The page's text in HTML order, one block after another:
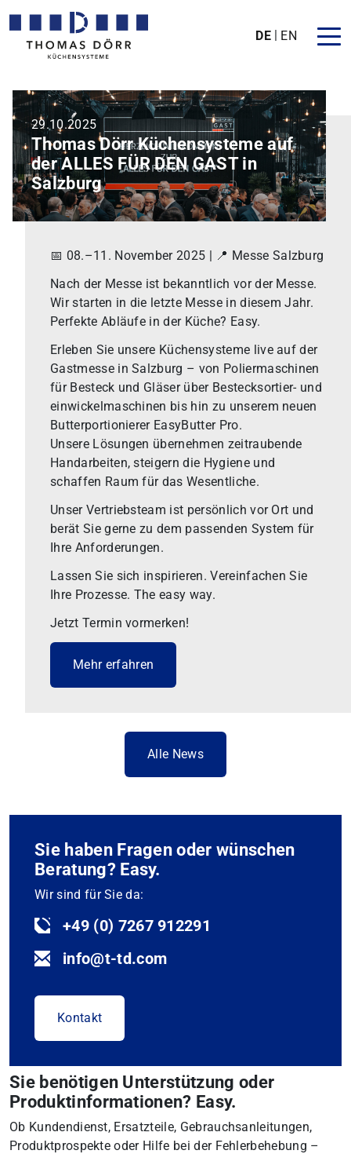
DE EN
29.10.2025
Thomas Dörr Küchensysteme auf
der ALLES FÜR DEN GAST in
Salzburg
📅 08.–11. November 2025 | 📍 Messe Salzburg
Nach der Messe ist bekanntlich vor der Messe.
Wir starten in die letzte Messe in diesem Jahr.
Perfekte Abläufe in der Küche? Easy.
Erleben Sie unsere Küchensysteme live auf der
Gastmesse in Salzburg – von Poliermaschinen
für Besteck und Gläser über Bestecksortier- und
einwickelmaschinen bis hin zu unserem neuen
Butterportionierer EasyButter Pro.
Unsere Lösungen übernehmen zeitraubende
Handarbeiten, steigern die Hygiene und
schaffen Raum für das Wesentliche.
Unser Vertriebsteam ist persönlich vor Ort und
berät Sie gerne zu dem passenden System für
Ihre Anforderungen.
Lassen Sie sich inspirieren. Vereinfachen Sie
Ihre Prozesse. The easy way.
Jetzt Termin vormerken!
Mehr erfahren
Alle News
Sie haben Fragen oder wünschen
Beratung? Easy.
Wir sind für Sie da:
+49 (0) 7267 912291
info@t-td.com
Kontakt
Sie benötigen Unterstützung oder
Produktinformationen? Easy.
Ob Kundendienst, Ersatzteile, Gebrauchsanleitungen,
Produktprospekte oder Hilfe bei der Fehlerbehebung –